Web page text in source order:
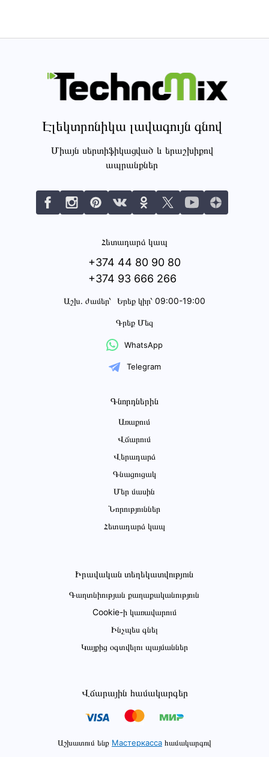
Էլեկտրոնիկա լավագույն գնով
Միայն սերտիֆիկացված և երաշխիքով
ապրանքներ
Հետադարձ կապ
+374 44 80 90 80
+374 93 666 266
Աշխ․ ժամեր՝ Երեք կիր՝ 09:00-19:00
Գրեք Մեզ
WhatsApp
Telegram
Գնորդներին
Առաքում
Վճարում
Վերադարձ
Գնացուցակ
Մեր մասին
Նորություններ
Հետադարձ կապ
Իրավական տեղեկատվություն
Գաղտնիության քաղաքականություն
Cookie-ի կառավարում
Ինչպես գնել
Կայքից օգտվելու պայմաններ
Վճարային համակարգեր
Աշխատում ենք Мастеркасса համակարգով